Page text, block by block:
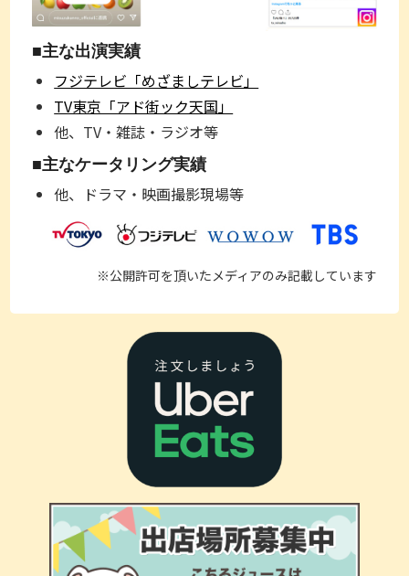
■主な出演実績
フジテレビ「めざましテレビ」
TV東京「アド街ック天国」
他、TV・雑誌・ラジオ等
■主なケータリング実績
他、ドラマ・映画撮影現場等
※公開許可を頂いたメディアのみ記載しています